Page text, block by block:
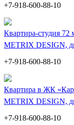
+7-918-600-88-10
Квартира-студия 72
METRIX DESIGN,
+7-918-600-88-10
Квартира в ЖК
METRIX DESIGN,
+7-918-600-88-10